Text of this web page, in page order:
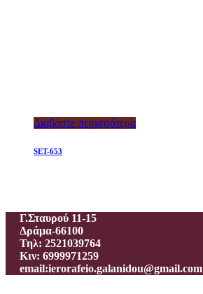
Διαβάστε περισσότερα
SET-653
Γ.Σταυρού 11-15
Δράμα-66100
Τηλ: 2521039764
Κιν: 6999971259
email:ierorafeio.galanidou@gmail.com